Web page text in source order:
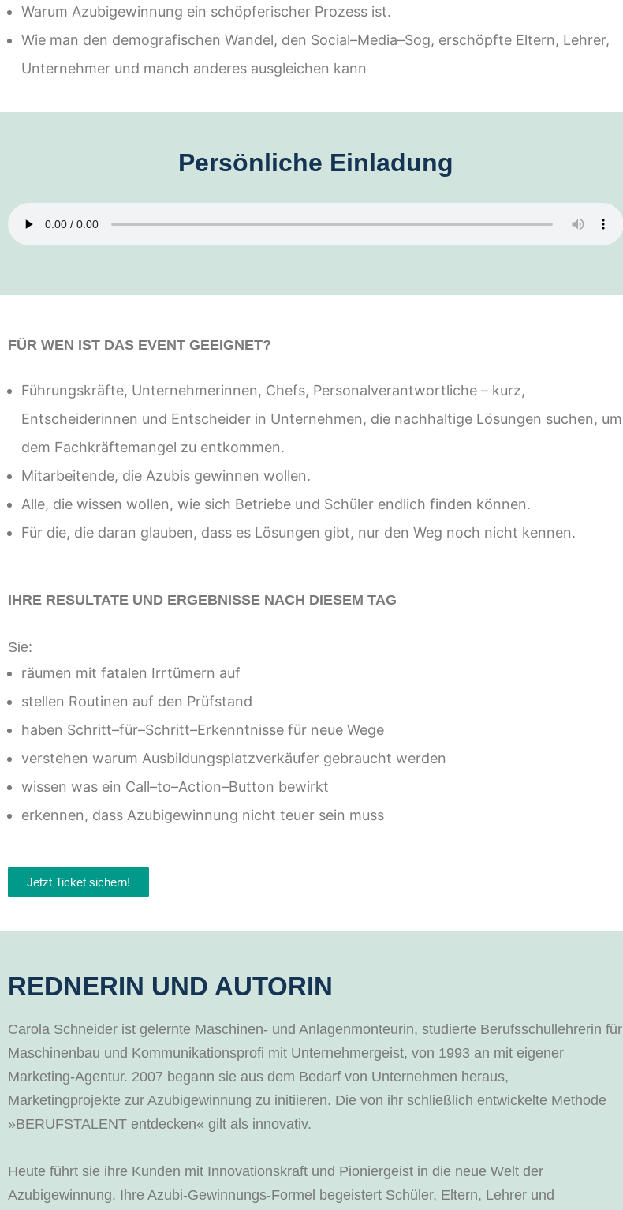
Warum Azubigewinnung ein schöpferischer Prozess ist.
Wie man den demografischen Wandel, den Social–Media–Sog, erschöpfte Eltern, Lehrer,
Unternehmer und manch anderes ausgleichen kann
Persönliche Einladung
FÜR WEN IST DAS EVENT GEEIGNET?
Führungskräfte, Unternehmerinnen, Chefs, Personalverantwortliche – kurz,
Entscheiderinnen und Entscheider in Unternehmen, die nachhaltige Lösungen suchen, um
dem Fachkräftemangel zu entkommen.
Mitarbeitende, die Azubis gewinnen wollen.
Alle, die wissen wollen, wie sich Betriebe und Schüler endlich finden können.
Für die, die daran glauben, dass es Lösungen gibt, nur den Weg noch nicht kennen.
IHRE RESULTATE UND ERGEBNISSE NACH DIESEM TAG
Sie:
räumen mit fatalen Irrtümern auf
stellen Routinen auf den Prüfstand
haben Schritt–für–Schritt–Erkenntnisse für neue Wege
verstehen warum Ausbildungsplatzverkäufer gebraucht werden
wissen was ein Call–to–Action–Button bewirkt
erkennen, dass Azubigewinnung nicht teuer sein muss
Jetzt Ticket sichern!
REDNERIN UND AUTORIN
Carola Schneider ist gelernte Maschinen- und Anlagenmonteurin, studierte Berufsschullehrerin für
Maschinenbau und Kommunikationsprofi mit Unternehmergeist, von 1993 an mit eigener
Marketing-Agentur. 2007 begann sie aus dem Bedarf von Unternehmen heraus,
Marketingprojekte zur Azubigewinnung zu initiieren. Die von ihr schließlich entwickelte Methode
»BERUFSTALENT entdecken« gilt als innovativ.
Heute führt sie ihre Kunden mit Innovationskraft und Pioniergeist in die neue Welt der
Azubigewinnung. Ihre Azubi-Gewinnungs-Formel begeistert Schüler, Eltern, Lehrer und